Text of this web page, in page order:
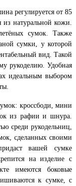
регулируется от 85
натуральной кожи.
сумок. Также
сумки, у которой
вид. Такой
рукоделию. Удобная
идеальным выбором
кроссбоди, мини
из рафии и шнура.
среди рукодельниц,
сделанных своими
вашей сумке
на изделие с
имеются боковые
к сумке, с